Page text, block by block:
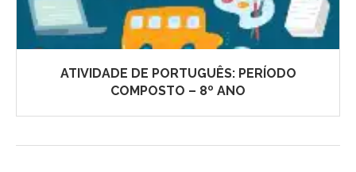
ATIVIDADE DE PORTUGUÊS: PERÍODO
COMPOSTO – 8º ANO